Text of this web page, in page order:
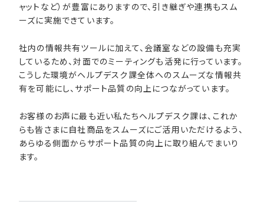
ャットなど）が豊富にありますので、引き継ぎや連携もスム
ーズに実施できています。
社内の情報共有ツールに加えて、会議室などの設備も充実
しているため、対面でのミーティングも活発に行っています。
こうした環境がヘルプデスク課全体へのスムーズな情報共
有を可能にし、サポート品質の向上につながっています。
お客様のお声に最も近い私たちヘルプデスク課は、これか
らも皆さまに自社商品をスムーズにご活用いただけるよう、
あらゆる側面からサポート品質の向上に取り組んでまいり
ます。